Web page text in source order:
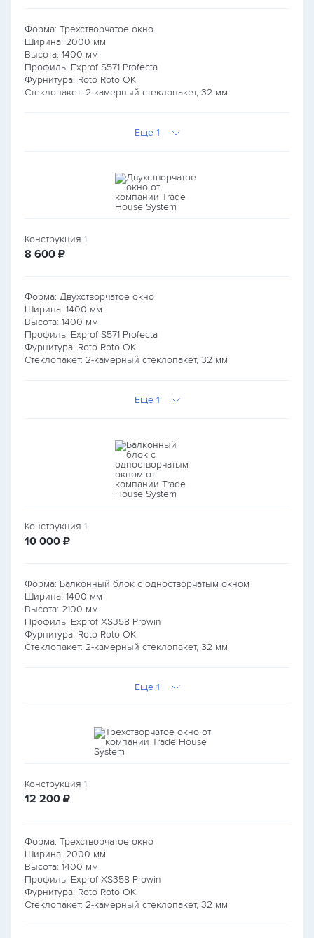
Форма: Трехстворчатое окно
Ширина: 2000 мм
Высота: 1400 мм
Профиль: Exprof S571 Profecta
Фурнитура: Roto Roto OK
Стеклопакет: 2-камерный стеклопакет, 32 мм
Еще 1
Конструкция 1
8 600 руб.
₽
Форма: Двухстворчатое окно
Ширина: 1400 мм
Высота: 1400 мм
Профиль: Exprof S571 Profecta
Фурнитура: Roto Roto OK
Стеклопакет: 2-камерный стеклопакет, 32 мм
Еще 1
Конструкция 1
10 000 руб.
₽
Форма: Балконный блок с одностворчатым окном
Ширина: 1400 мм
Высота: 2100 мм
Профиль: Exprof XS358 Prowin
Фурнитура: Roto Roto OK
Стеклопакет: 2-камерный стеклопакет, 32 мм
Еще 1
Конструкция 1
12 200 руб.
₽
Форма: Трехстворчатое окно
Ширина: 2000 мм
Высота: 1400 мм
Профиль: Exprof XS358 Prowin
Фурнитура: Roto Roto OK
Стеклопакет: 2-камерный стеклопакет, 32 мм